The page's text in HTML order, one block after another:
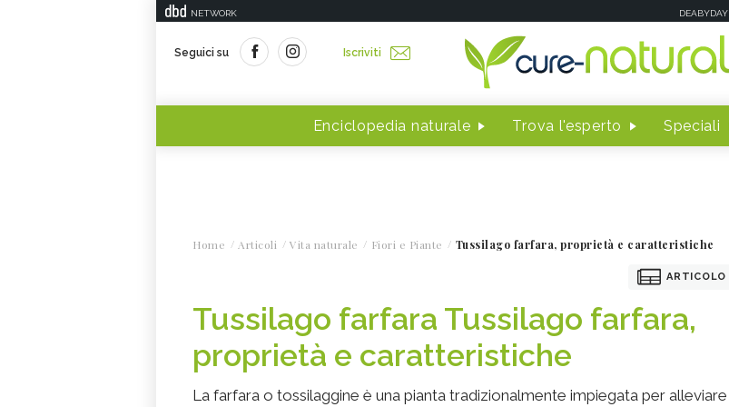
NETWORK DEABYDAY
Seguici su Iscriviti
Enciclopedia naturale Trova l'esperto Speciali
Home Articoli Vita naturale Fiori e Piante Tussilago farfara, proprietà e caratteristiche
ARTICOLO
Tussilago farfara Tussilago farfara,
proprietà e caratteristiche
La farfara o tossilaggine è una pianta tradizionalmente impiegata per alleviare